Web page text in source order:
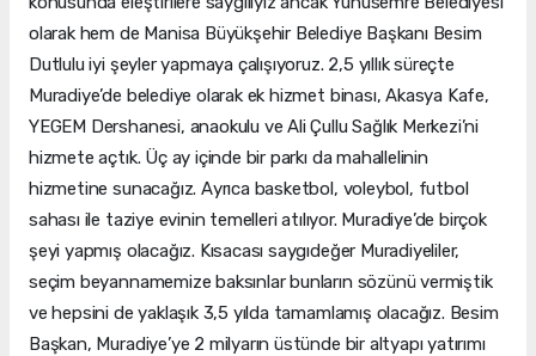
olarak hem de Manisa Büyükşehir Belediye Başkanı Besim
Dutlulu iyi şeyler yapmaya çalışıyoruz. 2,5 yıllık süreçte
Muradiye’de belediye olarak ek hizmet binası, Akasya Kafe,
YEGEM Dershanesi, anaokulu ve Ali Çullu Sağlık Merkezi’ni
hizmete açtık. Üç ay içinde bir parkı da mahallelinin
hizmetine sunacağız. Ayrıca basketbol, voleybol, futbol
sahası ile taziye evinin temelleri atılıyor. Muradiye’de birçok
şeyi yapmış olacağız. Kısacası saygıdeğer Muradiyeliler,
seçim beyannamemize baksınlar bunların sözünü vermiştik
ve hepsini de yaklaşık 3,5 yılda tamamlamış olacağız. Besim
Başkan, Muradiye’ye 2 milyarın üstünde bir altyapı yatırımı